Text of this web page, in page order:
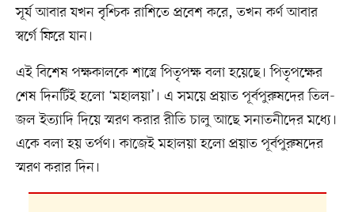
সূর্য আবার যখন বৃশ্চিক রাশিতে প্রবেশ করে, তখন কর্ণ আবার
স্বর্গে ফিরে যান।
এই বিশেষ পক্ষকালকে শাস্ত্রে পিতৃপক্ষ বলা হয়েছে। পিতৃপক্ষের
শেষ দিনটিই হলো ‘মহালয়া’। এ সময়ে প্রয়াত পূর্বপুরুষদের তিল-
জল ইত্যাদি দিয়ে স্মরণ করার রীতি চালু আছে সনাতনীদের মধ্যে।
একে বলা হয় তর্পণ। কাজেই মহালয়া হলো প্রয়াত পূর্বপুরুষদের
স্মরণ করার দিন।